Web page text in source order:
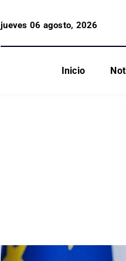
jueves 06 agosto, 2026
Inicio